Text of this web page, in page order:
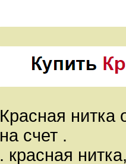
Красная нитка
на счет .
. красная